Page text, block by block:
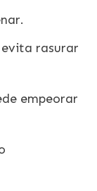
rasurar
empeorar